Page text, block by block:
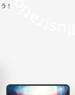
！